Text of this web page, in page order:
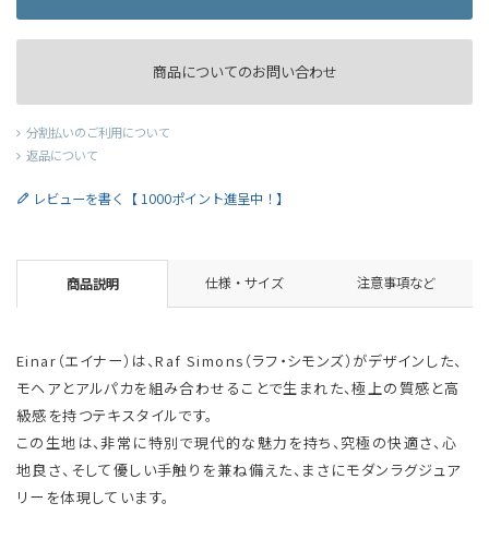
商品についてのお問い合わせ
分割払いのご利用について
返品について
レビューを書く【 1000ポイント進呈中！】
商品説明 仕様・サイズ 注意事項など
Einar（エイナー）は、Raf Simons（ラフ・シモンズ）がデザインした、
モヘアとアルパカを組み合わせることで生まれた、極上の質感と高
級感を持つテキスタイルです。
この生地は、非常に特別で現代的な魅力を持ち、究極の快適さ、心
地良さ、そして優しい手触りを兼ね備えた、まさにモダンラグジュア
リーを体現しています。